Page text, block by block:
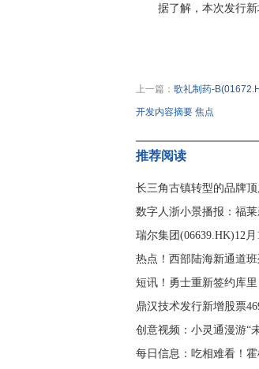
据了解，本次发行
上一篇： 歌礼制药-
开发内容摘要 焦点
推荐阅读
长三角古镇转型的品牌
数字人浙小景播报：福
瑞尔集团(06639.HK)12
热点！西部陆海新通道
短讯！勇士重新签约库
鼎汉技术发行新增股票
创意视频：小灵通漫游“
每日信息：吃相难看！